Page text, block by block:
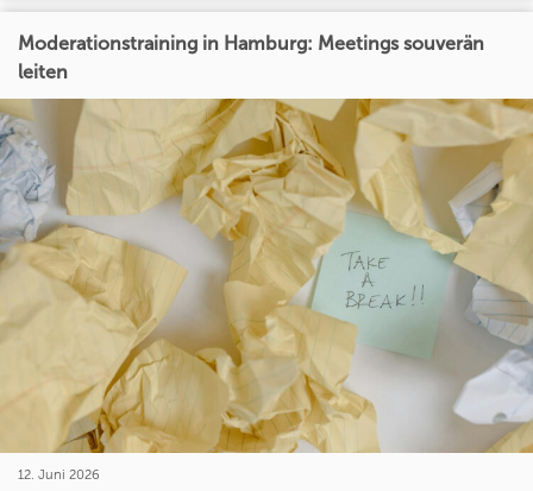
Moderationstraining in Hamburg: Meetings souverän
leiten
12. Juni 2026